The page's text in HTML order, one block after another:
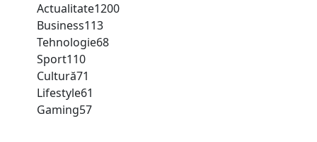
Actualitate1200
Business113
Tehnologie68
Sport110
Cultură71
Lifestyle61
Gaming57